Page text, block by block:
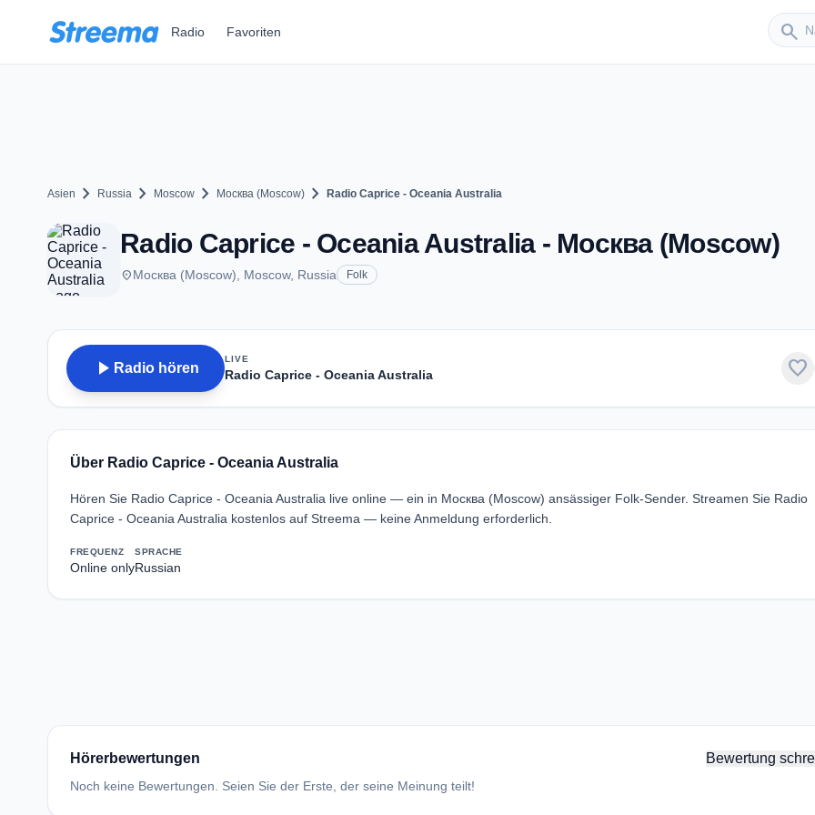
Radio Favoriten search
Asien chevron_right Russia chevron_right Moscow chevron_right Москва (Moscow) chevron_right Radio Caprice - Oceania Australia
Radio Caprice - Oceania Australia - Москва (Moscow)
placeМосква (Moscow), Moscow, Russia Folk
play_arrow Radio hören
LIVE
Radio Caprice - Oceania Australia favorite
Über Radio Caprice - Oceania Australia
Hören Sie Radio Caprice - Oceania Australia live online — ein in Москва (Moscow) ansässiger Folk-Sender. Streamen Sie Radio
Caprice - Oceania Australia kostenlos auf Streema — keine Anmeldung erforderlich.
FREQUENZ
Online only
SPRACHE
Russian
Hörerbewertungen Bewertung
Noch keine Bewertungen. Seien Sie der Erste, der seine Meinung teilt!